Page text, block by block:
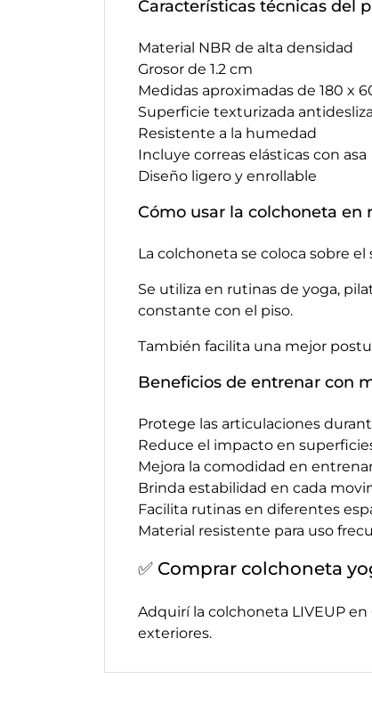
Características técnicas del
Material NBR de alta densidad
Grosor de 1.2 cm
Medidas aproximadas de 180 x
Superficie texturizada
Resistente a la humedad
Incluye correas elásticas con asa
Diseño ligero y enrollable
Cómo usar la colchoneta en
La colchoneta se coloca sobre
Se utiliza en rutinas de yoga,
constante con el piso.
También facilita una mejor
Beneficios de entrenar con
Protege las articulaciones
Reduce el impacto en
Mejora la comodidad en
Brinda estabilidad en cada
Facilita rutinas en diferentes
Material resistente para uso
✅ Comprar colchoneta
Adquirí la colchoneta LIVEUP
exteriores.